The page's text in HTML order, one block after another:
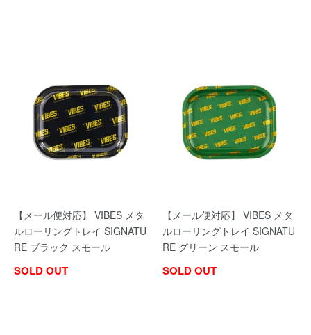
【メール便対応】 VIBES メタ
ルローリングトレイ SIGNATU
RE ブラック スモール
SOLD OUT
【メール便対応】 VIBES メタ
ルローリングトレイ SIGNATU
RE グリーン スモール
SOLD OUT